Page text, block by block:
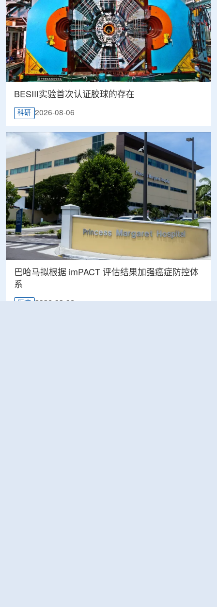
BESIII实验首次认证胶球的存在
科研 2026-08-06
巴哈马拟根据 imPACT 评估结果加强癌症防控体
系
医疗 2026-08-06